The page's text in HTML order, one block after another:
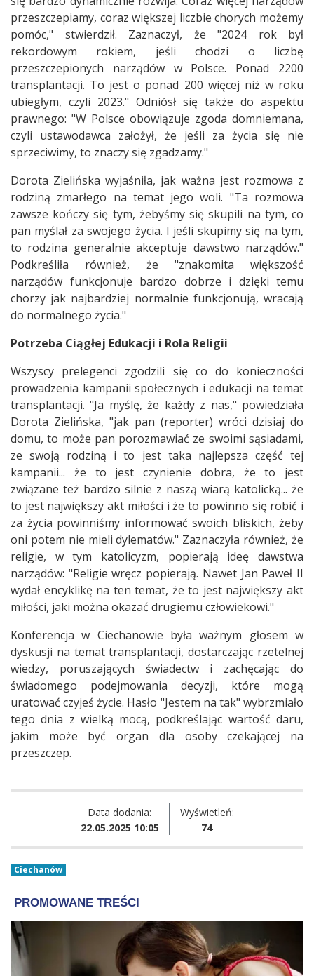
przeszczepiamy, coraz większej liczbie chorych możemy
pomóc," stwierdził. Zaznaczył, że "2024 rok był
rekordowym rokiem, jeśli chodzi o liczbę
przeszczepionych narządów w Polsce. Ponad 2200
transplantacji. To jest o ponad 200 więcej niż w roku
ubiegłym, czyli 2023." Odniósł się także do aspektu
prawnego: "W Polsce obowiązuje zgoda domniemana,
czyli ustawodawca założył, że jeśli za życia się nie
sprzeciwimy, to znaczy się zgadzamy."
Dorota Zielińska wyjaśniła, jak ważna jest rozmowa z
rodziną zmarłego na temat jego woli. "Ta rozmowa
zawsze kończy się tym, żebyśmy się skupili na tym, co
pan myślał za swojego życia. I jeśli skupimy się na tym,
to rodzina generalnie akceptuje dawstwo narządów."
Podkreśliła również, że "znakomita większość
narządów funkcjonuje bardzo dobrze i dzięki temu
chorzy jak najbardziej normalnie funkcjonują, wracają
do normalnego życia."
Potrzeba Ciągłej Edukacji i Rola Religii
Wszyscy prelegenci zgodzili się co do konieczności
prowadzenia kampanii społecznych i edukacji na temat
transplantacji. "Ja myślę, że każdy z nas," powiedziała
Dorota Zielińska, "jak pan (reporter) wróci dzisiaj do
domu, to może pan porozmawiać ze swoimi sąsiadami,
ze swoją rodziną i to jest taka najlepsza część tej
kampanii... że to jest czynienie dobra, że to jest
związane też bardzo silnie z naszą wiarą katolicką... że
to jest największy akt miłości i że to powinno się robić i
za życia powinniśmy informować swoich bliskich, żeby
oni potem nie mieli dylematów." Zaznaczyła również, że
religie, w tym katolicyzm, popierają ideę dawstwa
narządów: "Religie wręcz popierają. Nawet Jan Paweł II
wydał encyklikę na ten temat, że to jest największy akt
miłości, jaki można okazać drugiemu człowiekowi."
Konferencja w Ciechanowie była ważnym głosem w
dyskusji na temat transplantacji, dostarczając rzetelnej
wiedzy, poruszających świadectw i zachęcając do
świadomego podejmowania decyzji, które mogą
uratować czyjeś życie. Hasło "Jestem na tak" wybrzmiało
tego dnia z wielką mocą, podkreślając wartość daru,
jakim może być organ dla osoby czekającej na
przeszczep.
Data dodania:
22.05.2025 10:05
Wyświetleń:
74
Ciechanów